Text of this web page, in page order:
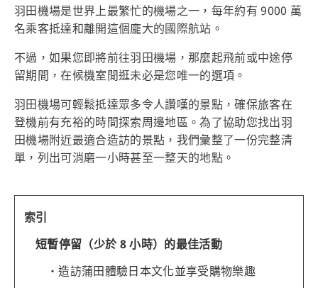
羽田機場是世界上最繁忙的機場之一，每年約有 9000 萬
名乘客抵達和離開這個龐大的國際航站。
不過，如果您即將前往羽田機場，那麼起飛前或中途停
留期間，在候機室閒逛未必是您唯一的選項。
羽田機場可輕鬆抵達眾多令人讚嘆的景點，確保旅客在
登機前有充裕的時間探索周邊地區。為了協助您找出羽
田機場附近最適合造訪的景點，我們彙整了一份完整清
單，列出可消磨一小時甚至一整天的地點。
索引
短暫停留（少於 8 小時）的最佳活動
造訪蒲田體驗日本文化並享受購物樂趣